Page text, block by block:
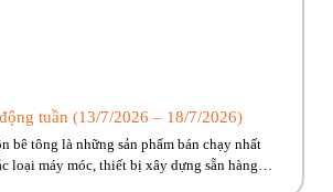
tuần (13/7/2026 – 18/7/2026)
bê tông là những sản phẩm bán chạy nhất
loại máy móc, thiết bị xây dựng sẵn hàng